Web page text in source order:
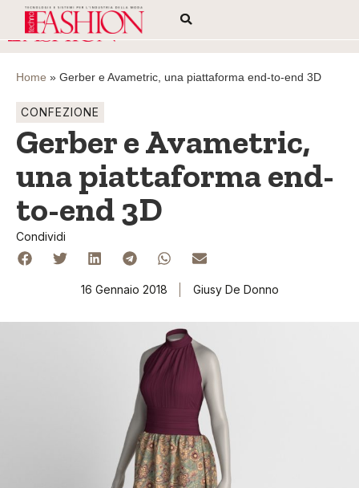
Home » Gerber e Avametric, una piattaforma end-to-end 3D
CONFEZIONE
Gerber e Avametric,
una piattaforma end-
to-end 3D
Condividi
16 Gennaio 2018 Giusy De Donno